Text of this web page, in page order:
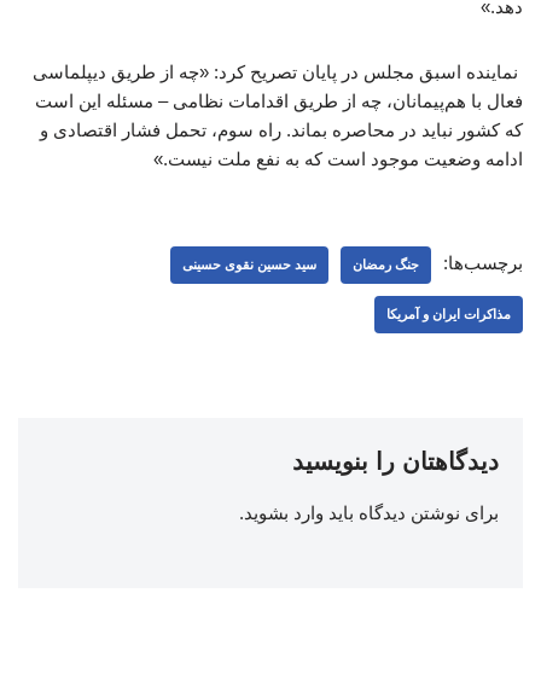
دهد.»
نماینده اسبق مجلس در پایان تصریح کرد: «چه از طریق دیپلماسی
فعال با هم‌پیمانان، چه از طریق اقدامات نظامی – مسئله این است
که کشور نباید در محاصره بماند. راه سوم، تحمل فشار اقتصادی و
ادامه وضعیت موجود است که به نفع ملت نیست.»
برچسب‌ها: جنگ رمضان سید حسین نقوی حسینی
مذاکرات ایران و آمریکا
دیدگاهتان را بنویسید
برای نوشتن دیدگاه باید وارد بشوید.